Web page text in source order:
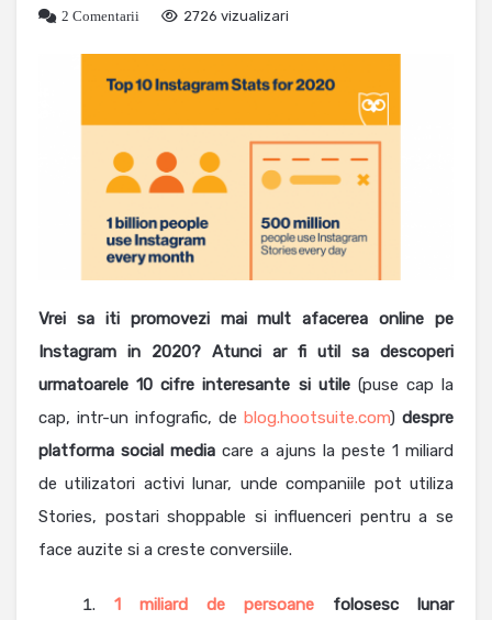
2 Comentarii
2726 vizualizari
Vrei sa iti promovezi mai mult afacerea online pe
Instagram in 2020? Atunci ar fi util sa descoperi
urmatoarele 10 cifre interesante si utile(puse cap la
cap, intr-un infografic, de blog.hootsuite.com) despre
platforma social media care a ajuns la peste 1 miliard
de utilizatori activi lunar, unde companiile pot utiliza
Stories, postari shoppable si influenceri pentru a se
face auzite si a creste conversiile.
1 miliard de persoane
folosesc lunar